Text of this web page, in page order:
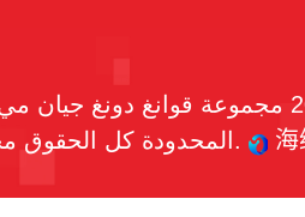
حقوق النشر © 2026 مجموعة قوانغ دونغ
المحدودة كل الحقوق محفوظة.
海